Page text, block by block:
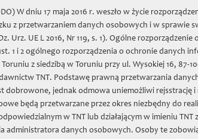
w Toruniu
Zapiski Historyczne Projekty Zbiory
W dniu 17 maja 2016 r. weszło w życie
z przetwarzaniem danych osobowych i w sprawie
UE L 2016, Nr 119, s. 1). Ogólne
1 i 2 ogólnego rozporządzenia o ochronie danych
z siedzibą w Toruniu przy ul. Wysokiej 16, 87-
TNT. Podstawę prawną przetwarzania
jednak odmowa uniemożliwi rejsstrację
będą przetwarzane przez okres niezbędny do
w TNT lub działającym w imieniu
administratora danych osobowych. Osoby te